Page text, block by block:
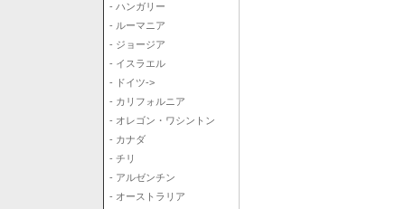
- ハンガリー
- ルーマニア
- ジョージア
- イスラエル
- ドイツ->
- カリフォルニア
- オレゴン・ワシントン
- カナダ
- チリ
- アルゼンチン
- オーストラリア